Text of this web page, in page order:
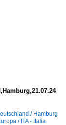
/ Hamburg
/ ITA - Italia